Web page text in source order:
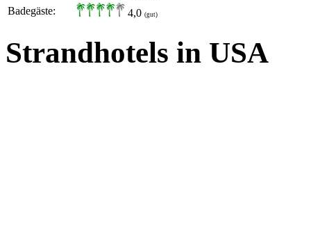
Badegäste: 4,0 (gut)
Strandhotels in USA